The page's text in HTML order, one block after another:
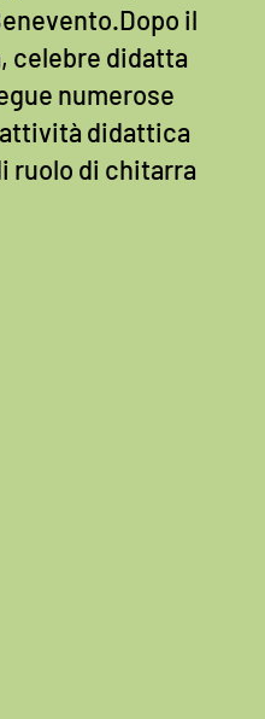
il
celebre didatta
numerose
didattica
ruolo di chitarra